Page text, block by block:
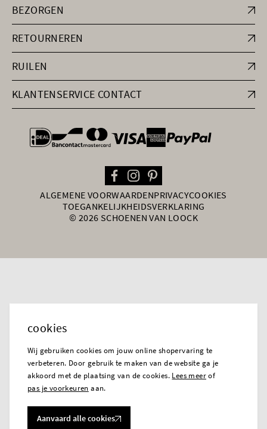
BEZORGEN
RETOURNEREN
RUILEN
KLANTENSERVICE CONTACT
general.paymentOptions
ALGEMENE VOORWAARDENPRIVACYCOOKIES
TOEGANKELIJKHEIDSVERKLARING
© 2026 SCHOENEN VAN LOOCK
cookies
Wij gebruiken cookies om jouw online shopervaring te
verbeteren. Door gebruik te maken van de website ga je
akkoord met de plaatsing van de cookies. Lees meerof
pas je voorkeuren aan.
Aanvaard alle cookies